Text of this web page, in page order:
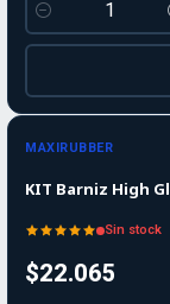
Cantidad
Agotado
MAXIRUBBER
KIT Barniz High
Sin stock
$22.065